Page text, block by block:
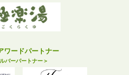
ワードパートナー
バーパートナー＞